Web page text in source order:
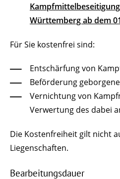
Württemberg ab dem
Für Sie kostenfrei sind:
Entschärfung von
Beförderung
Vernichtung von
Verwertung des dabei
Die Kostenfreiheit gilt nicht
Liegenschaften.
Bearbeitungsdauer